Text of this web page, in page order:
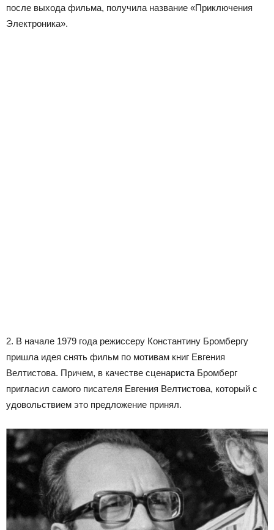
после выхода фильма, получила название «Приключения
Электроника».
2. В начале 1979 года режиссеру Константину Бромбергу
пришла идея снять фильм по мотивам книг Евгения
Велтистова. Причем, в качестве сценариста Бромберг
пригласил самого писателя Евгения Велтистова, который с
удовольствием это предложение принял.